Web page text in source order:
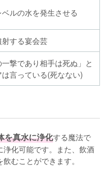
ルの水を発生させる
射する宴会芸
一撃であり相手は死ぬ」と
は言っている(死なない)
を真水に浄化する魔法で
化可能です。また、飲酒
むことができます。